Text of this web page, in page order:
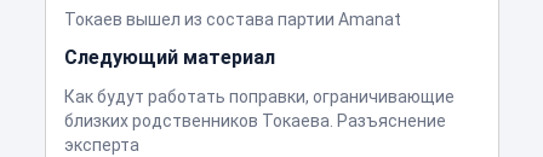
Токаев вышел из состава партии Amanat
Следующий материал
Как будут работать поправки, ограничивающие
близких родственников Токаева. Разъяснение
эксперта